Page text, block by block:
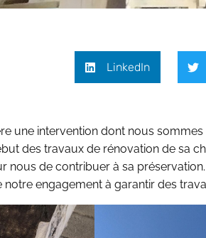
LinkedIn
une intervention dont nous
des travaux de rénovation de sa
nous de contribuer à sa
engagement à garantir des